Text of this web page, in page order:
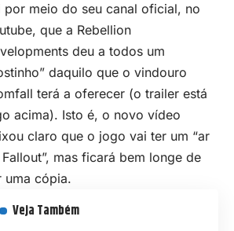
por meio do seu canal oficial, no
que a Rebellion
deu a todos um
daquilo que o vindouro
terá a oferecer (o trailer está
acima). Isto é, o novo vídeo
claro que o jogo vai ter um “ar
mas ficará bem longe de
uma cópia.
Veja Também